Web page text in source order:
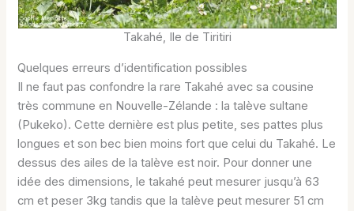
Takahé, Ile de Tiritiri
Quelques erreurs d’identification possibles
Il ne faut pas confondre la rare Takahé avec sa cousine
très commune en Nouvelle-Zélande : la talève sultane
(Pukeko). Cette dernière est plus petite, ses pattes plus
longues et son bec bien moins fort que celui du Takahé. Le
dessus des ailes de la talève est noir. Pour donner une
idée des dimensions, le takahé peut mesurer jusqu’à 63
cm et peser 3kg tandis que la talève peut mesurer 51 cm